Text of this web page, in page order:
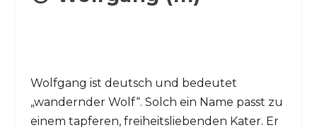
Wolfgang ist deutsch und bedeutet
„wandernder Wolf“. Solch ein Name passt zu
einem tapferen, freiheitsliebenden Kater. Er